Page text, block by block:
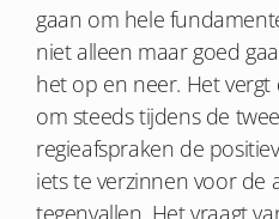
gaan om hele
niet alleen maar goed
het op en neer. Het
om steeds tijdens de
regieafspraken de
iets te verzinnen voor de
tegenvallen. Het vraagt